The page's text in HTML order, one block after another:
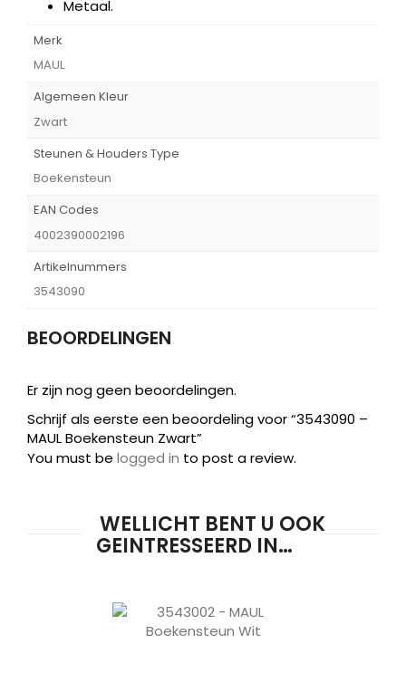
Metaal.
Merk
MAUL
Algemeen Kleur
Zwart
Steunen & Houders Type
Boekensteun
EAN Codes
4002390002196
Artikelnummers
3543090
BEOORDELINGEN
Er zijn nog geen beoordelingen.
Schrijf als eerste een beoordeling voor “3543090 –
MAUL Boekensteun Zwart”
You must be logged in to post a review.
WELLICHT BENT U OOK
GEINTRESSEERD IN…